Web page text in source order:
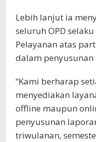
Lebih lanjut ia
seluruh OPD
Pelayanan atas
dalam penyusunan
“Kami berharap
menyediakan
offline maupun
penyusunan
triwulanan,